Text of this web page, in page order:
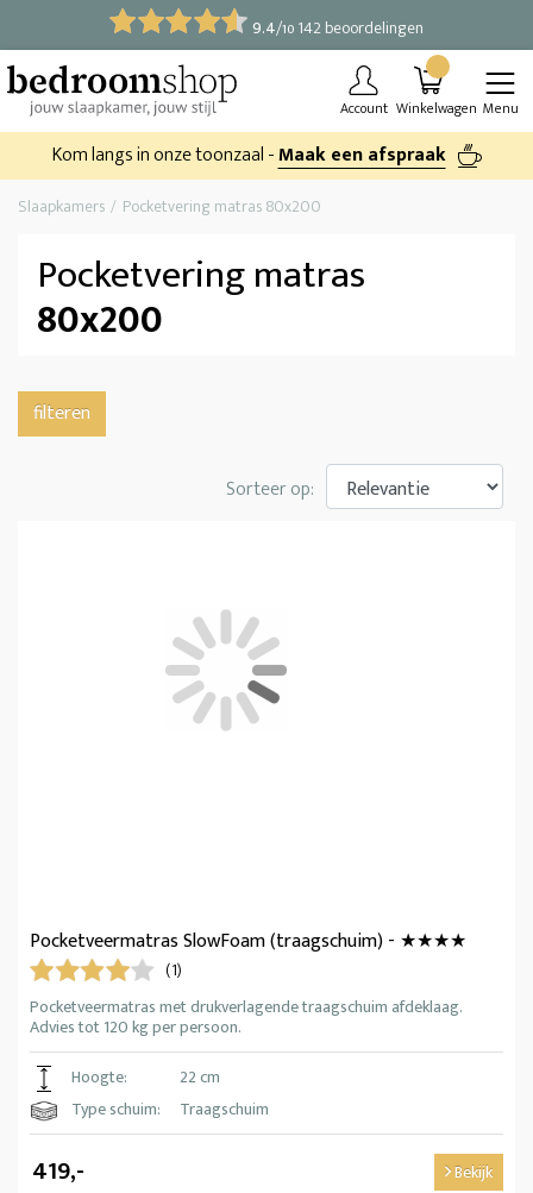
9.4/10 142 beoordelingen
Account Winkelwagen Menu
Kom langs in onze toonzaal -Maak een afspraak
Slaapkamers Pocketvering matras 80x200
Pocketvering matras
80x200
filteren
Sorteer op:
Pocketveermatras SlowFoam (traagschuim) - ★★★★
(1)
Pocketveermatras met drukverlagende traagschuim afdeklaag.
Advies tot 120 kg per persoon.
Hoogte:
22 cm
Type schuim:
Traagschuim
419,- Bekijk